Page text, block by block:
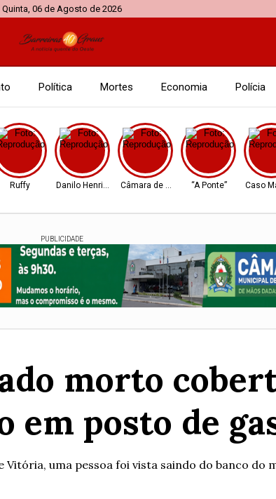
Quinta, 06 de Agosto de 2026
Política Mortes Economia Polícia
Ruffy Danilo Henrique Câmara de Barreiras“A Ponte” Caso
PUBLICIDADE
morto
em posto de
Vitória, uma pessoa foi vista saindo do banco do